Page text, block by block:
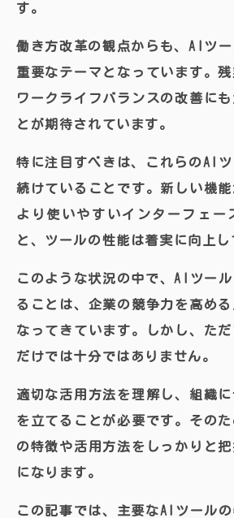
す。
働き方改革の観点からも、AIツ
重要なテーマとなっています。残
ワークライフバランスの改善に
とが期待されています。
特に注目すべきは、これらのAI
続けていることです。新しい機能
より使いやすいインターフェー
と、ツールの性能は着実に向上し
このような状況の中で、AIツー
ることは、企業の競争力を高め
なってきています。しかし、た
だけでは十分ではありません。
適切な活用方法を理解し、組織
を立てることが必要です。その
の特徴や活用方法をしっかりと
になります。
この記事では、主要なAIツール